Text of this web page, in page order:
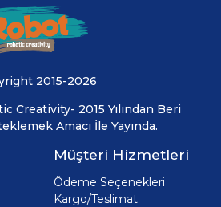
2015-2026
Creativity- 2015 Yılından Beri
Amacı İle Yayında.
Müşteri Hizmetleri
Ödeme Seçenekleri
Kargo/Teslimat